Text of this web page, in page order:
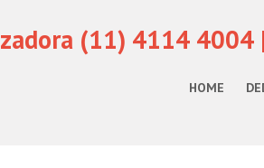
(11) 4114 4004
HOME